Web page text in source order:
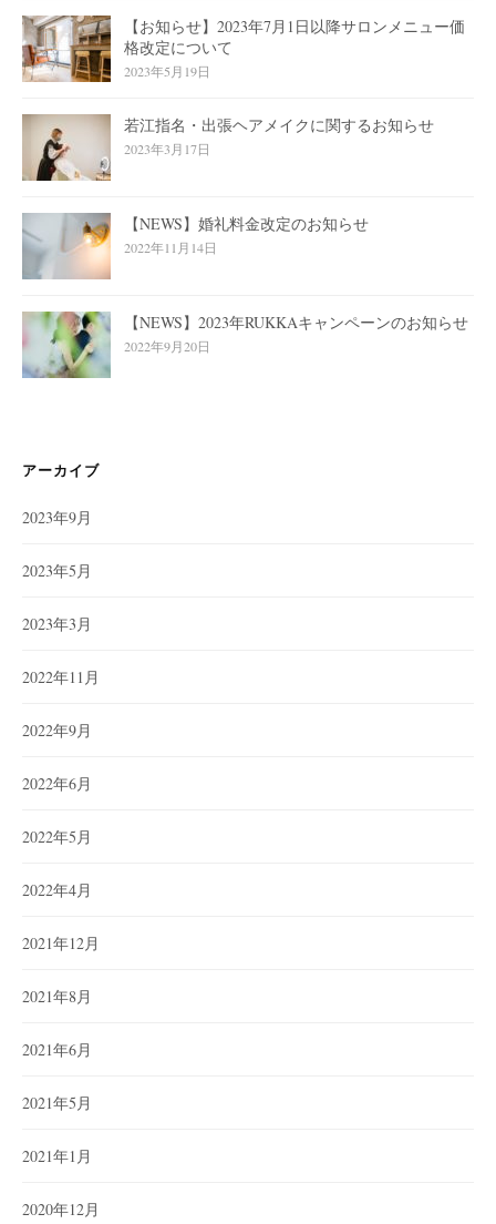
【お知らせ】2023年7月1日以降サロンメニュー価
格改定について
2023年5月19日
若江指名・出張ヘアメイクに関するお知らせ
2023年3月17日
【NEWS】婚礼料金改定のお知らせ
2022年11月14日
【NEWS】2023年RUKKAキャンペーンのお知らせ
2022年9月20日
アーカイブ
2023年9月
2023年5月
2023年3月
2022年11月
2022年9月
2022年6月
2022年5月
2022年4月
2021年12月
2021年8月
2021年6月
2021年5月
2021年1月
2020年12月